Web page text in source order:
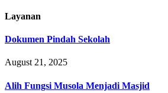
Layanan
Dokumen Pindah Sekolah
August 21, 2025
Alih Fungsi Musola Menjadi Masjid